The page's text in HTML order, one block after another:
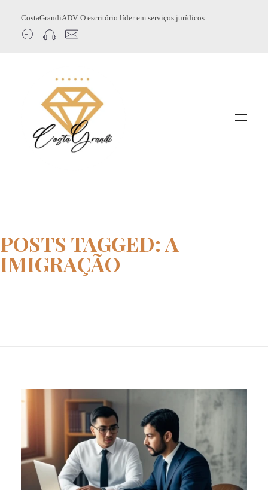
CostaGrandiADV. O escritório líder em serviços jurídicos
POSTS TAGGED: A
IMIGRAÇÃO